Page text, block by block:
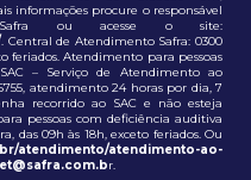
informações procure o responsável
ou acesse o site:
. Central de Atendimento Safra: 0300
feriados. Atendimento para pessoas
– Serviço de Atendimento ao
atendimento 24 horas por dia, 7
recorrido ao SAC e não esteja
pessoas com deficiência auditiva
das 09h às 18h, exceto feriados. Ou
atendimento/atendimento-ao-
r.